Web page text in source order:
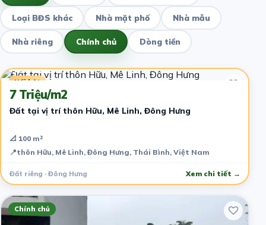
Loại BĐS khác Nhà mặt phố Nhà mẫu
Nhà riêng Chính chủ Dòng tiền
Nổi bật
4 năm trước
7 Triệu/m2
Đất tại vị trí thôn Hữu, Mê Linh, Đông Hưng
📐 100 m²
📍thôn Hữu, Mê Linh, Đông Hưng, Thái Bình, Việt Nam
Đất riêng · Đông Hưng Xem chi tiết →
Chính chủ